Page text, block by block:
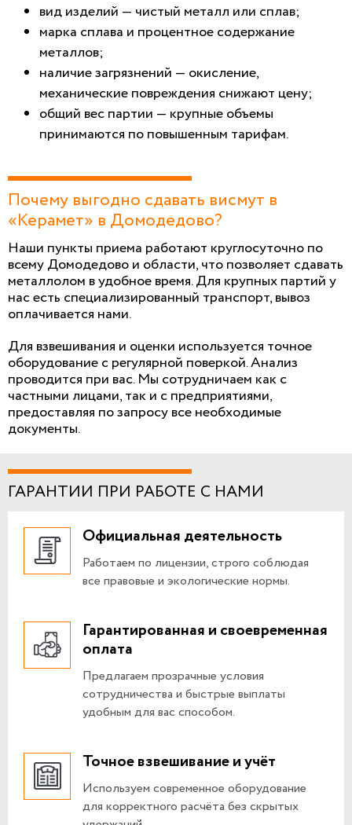
вид изделий — чистый металл или сплав;
марка сплава и процентное содержание
металлов;
наличие загрязнений — окисление,
механические повреждения снижают цену;
общий вес партии — крупные объемы
принимаются по повышенным тарифам.
Почему выгодно сдавать висмут в
«Керамет» в Домодедово?
Наши пункты приема работают круглосуточно по
всему Домодедово и области, что позволяет сдавать
металлолом в удобное время. Для крупных партий у
нас есть специализированный транспорт, вывоз
оплачивается нами.
Для взвешивания и оценки используется точное
оборудование с регулярной поверкой. Анализ
проводится при вас. Мы сотрудничаем как с
частными лицами, так и с предприятиями,
предоставляя по запросу все необходимые
документы.
ГАРАНТИИ ПРИ РАБОТЕ С НАМИ
Официальная деятельность
Работаем по лицензии, строго соблюдая
все правовые и экологические нормы.
Гарантированная и своевременная
оплата
Предлагаем прозрачные условия
сотрудничества и быстрые выплаты
удобным для вас способом.
Точное взвешивание и учёт
Используем современное оборудование
для корректного расчёта без скрытых